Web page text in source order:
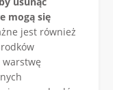
mogą się
jest również
warstwę